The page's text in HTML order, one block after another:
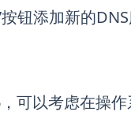
钮添加新的DNS
可以考虑在操